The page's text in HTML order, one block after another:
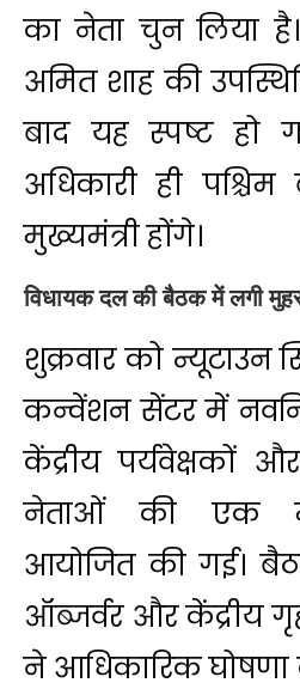
का नेता चुन लिया
अमित शाह की
बाद यह स्पष्ट हो
अधिकारी ही
मुख्यमंत्री होंगे।
विधायक दल की बैठक में लगी
शुक्रवार को न्यूटाउन
कन्वेंशन सेंटर में
केंद्रीय पर्यवेक्षकों
नेताओं की एक
आयोजित की गई।
ऑब्जर्वर और केंद्रीय
ने आधिकारिक